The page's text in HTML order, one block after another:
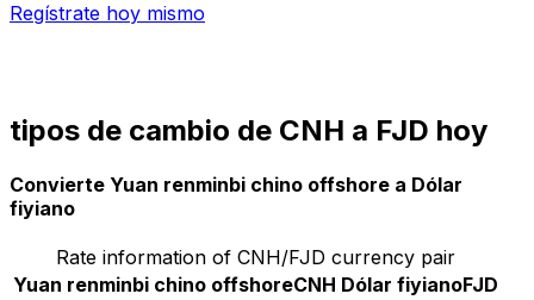
Regístrate hoy mismo
tipos de cambio de CNH a FJD hoy
Convierte Yuan renminbi chino offshore a Dólar
fiyiano
Rate information of CNH/FJD currency pair
Yuan renminbi chino offshoreCNH Dólar fiyianoFJD